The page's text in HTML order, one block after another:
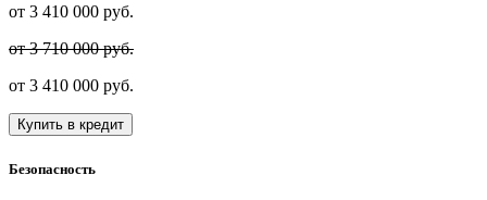
от 3 410 000 руб.
от 3 710 000 руб.
от 3 410 000 руб.
Купить в кредит
Безопасность